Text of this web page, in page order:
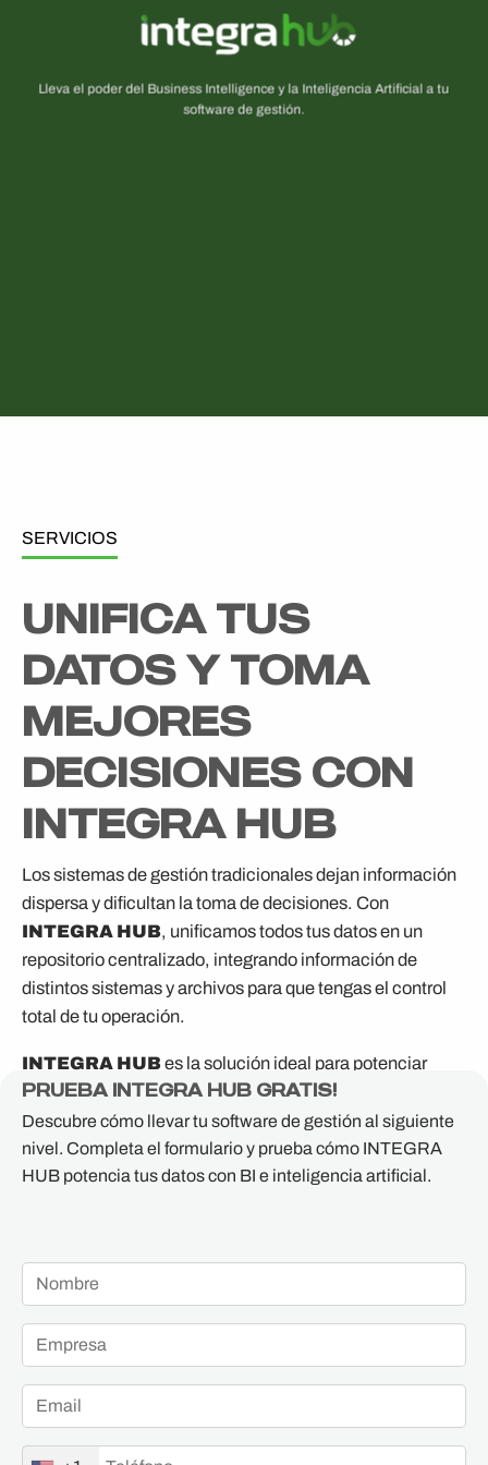
Lleva el poder del Business Intelligence y la Inteligencia Artificial a tu
software de gestión.
SERVICIOS
UNIFICA TUS
DATOS Y TOMA
MEJORES
DECISIONES CON
INTEGRA HUB
Los sistemas de gestión tradicionales dejan información
dispersa y dificultan la toma de decisiones. Con
INTEGRA HUB, unificamos todos tus datos en un
repositorio centralizado, integrando información de
distintos sistemas y archivos para que tengas el control
total de tu operación.
INTEGRA HUBes la solución ideal para potenciar
sistemas de gestión existentes con una capa avanzada
de Business Intelligence e Inteligencia Artificial,
desarrollada por especialistas. Nuestra tecnología se
integra con herramientas comoPhysis,Tango
automatizados y modelos predictivos.
ConINTEGRA HUB, las empresas pueden transformar
sus datos en información estratégica sin modificar su
sistema actual.INTEGRA HUBse implementa de
forma rápida y escalable.
PRUEBA INTEGRA HUB GRATIS!
Descubre cómo llevar tu software de gestión al siguiente
nivel. Completa el formulario y prueba cómo INTEGRA
HUB potencia tus datos con BI e inteligencia artificial.